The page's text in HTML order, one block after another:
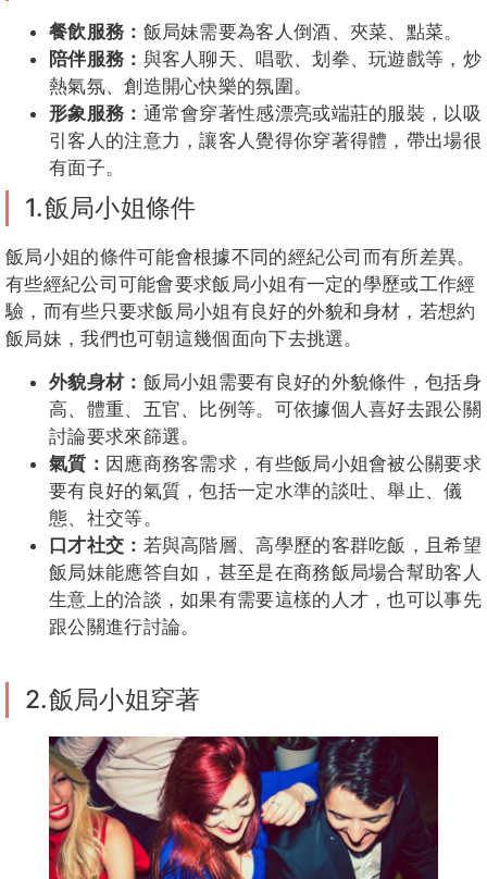
餐飲服務： 飯局妹需要為客人倒酒、夾菜、點菜。
陪伴服務： 與客人聊天、唱歌、划拳、玩遊戲等，炒
熱氣氛、創造開心快樂的氛圍。
形象服務： 通常會穿著性感漂亮或端莊的服裝，以吸
引客人的注意力，讓客人覺得你穿著得體，帶出場很
有面子。
1.飯局小姐條件
飯局小姐的條件可能會根據不同的經紀公司而有所差異。
有些經紀公司可能會要求飯局小姐有一定的學歷或工作經
驗，而有些只要求飯局小姐有良好的外貌和身材，若想約
飯局妹，我們也可朝這幾個面向下去挑選。
外貌身材： 飯局小姐需要有良好的外貌條件，包括身
高、體重、五官、比例等。可依據個人喜好去跟公關
討論要求來篩選。
氣質： 因應商務客需求，有些飯局小姐會被公關要求
要有良好的氣質，包括一定水準的談吐、舉止、儀
態、社交等。
口才社交： 若與高階層、高學歷的客群吃飯，且希望
飯局妹能應答自如，甚至是在商務飯局場合幫助客人
生意上的洽談，如果有需要這樣的人才，也可以事先
跟公關進行討論。
2.飯局小姐穿著